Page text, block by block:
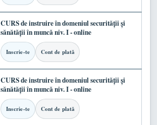
CURS de instruire în domeniul securității și
sănătății în muncă niv. I - online
Inscrie-te Cont de plată
CURS de instruire în domeniul securității și
sănătății în muncă niv. I - online
Inscrie-te Cont de plată